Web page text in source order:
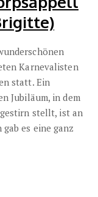
Karnevalisten
statt. Ein
Jubiläum, in dem
stellt, ist an
es eine ganz